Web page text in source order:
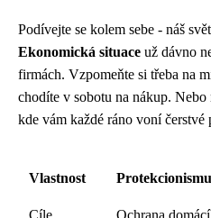
Podívejte se kolem sebe - náš
Ekonomická situace už dávno
firmách. Vzpomeňte si třeba na
chodíte v sobotu na nákup.
kde vám každé ráno voní čerstvé
Vlastnost
Cíle
Ochrana